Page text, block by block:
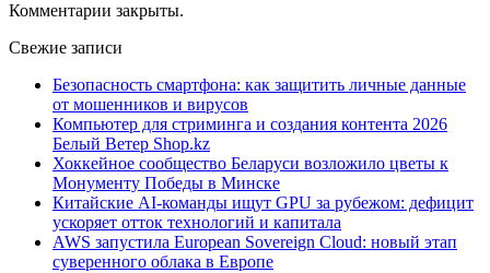
Комментарии закрыты.
Свежие записи
Безопасность смартфона: как защитить личные данные
от мошенников и вирусов
Компьютер для стриминга и создания контента 2026
Белый Ветер Shop.kz
Хоккейное сообщество Беларуси возложило цветы к
Монументу Победы в Минске
Китайские AI-команды ищут GPU за рубежом: дефицит
ускоряет отток технологий и капитала
AWS запустила European Sovereign Cloud: новый этап
суверенного облака в Европе